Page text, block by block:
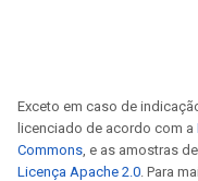
Exceto em caso de
licenciado de acordo com a
Commons, e as amostras
Licença Apache 2.0. Para